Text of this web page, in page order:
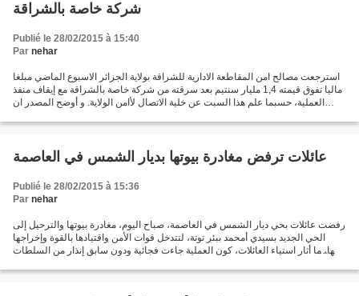
شركة خاصة بالشراقة
Publié le 28/02/2015 à 15:40
Par nehar
استرجعت مصالح امن المقاطعة الادارية للشراقة بولاية الجزائر الاسبوع الماضي مبلغا
ماليا تفوق قيمته 1,4 مليار سنتيم بعد سرقته من شركة خاصة بالشراقة مع إيقاف منفذ
العملية، حسبما علم هذا السبت عن خلية الاتصال لأامن الولاية. و أوضح المصدر ان
عائلات ترفض مغادرة بيوتها بديار الشمس في العاصمة
Publié le 28/02/2015 à 15:36
Par nehar
رفضت عائلات بحي ديار الشمس في العاصمة، صباح اليوم، مغادرة بيوتها والترحيل إلى
الحي الجديد بسيدي أمحمد ببئر توتة، لتتدخل قوات الأمن واقتيادها بالقوة وإخراجها
منها، ما أثار استياء العائلات، كون العملية جاءت فجائية ودون سابق إنذار من السلطات